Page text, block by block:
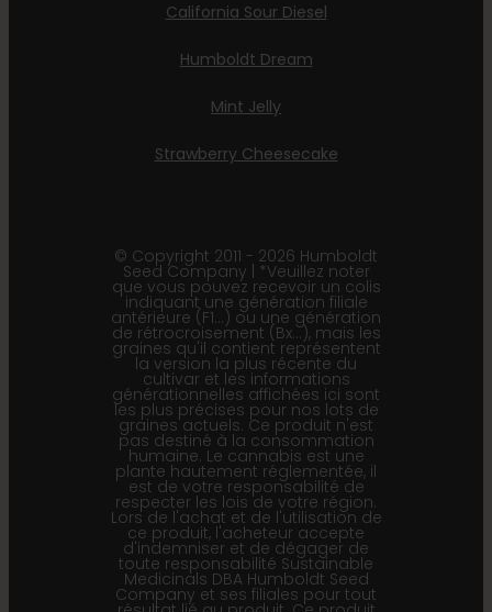
California Sour Diesel
Humboldt Dream
Mint Jelly
Strawberry Cheesecake
© Copyright 2011 - 2026 Humboldt
Seed Company | *Veuillez noter
que vous pouvez recevoir un colis
indiquant une génération filiale
antérieure (F1…) ou une génération
de rétrocroisement (Bx…), mais les
graines qu'il contient représentent
la version la plus récente du
cultivar et les informations
générationnelles affichées ici sont
les plus précises pour nos lots de
graines actuels. Ce produit n'est
pas destiné à la consommation
humaine. Le cannabis est une
plante hautement réglementée, il
est de votre responsabilité de
respecter les lois de votre région.
Lors de l'achat et de l'utilisation de
ce produit, l'acheteur accepte
d'indemniser et de dégager de
toute responsabilité Sustainable
Medicinals DBA Humboldt Seed
Company et ses filiales pour tout